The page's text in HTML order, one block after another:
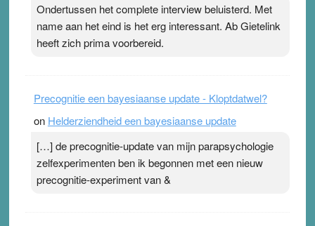
Ondertussen het complete interview beluisterd. Met
name aan het eind is het erg interessant. Ab Gietelink
heeft zich prima voorbereid.
Precognitie een bayesiaanse update - Kloptdatwel?
on Helderziendheid een bayesiaanse update
[…] de precognitie-update van mijn parapsychologie
zelfexperimenten ben ik begonnen met een nieuw
precognitie-experiment van &